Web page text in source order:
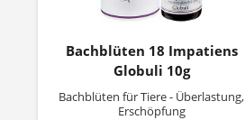
Bachblüten 18 Impatiens
Globuli 10g
Bachblüten für Tiere - Überlastung,
Erschöpfung